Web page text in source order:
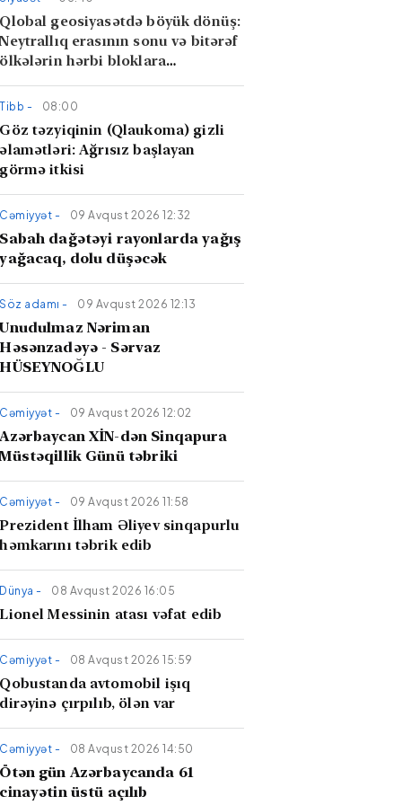
Qlobal geosiyasətdə böyük dönüş:
Neytrallıq erasının sonu və bitərəf
ölkələrin hərbi bloklara
Tibb - 08:00
Göz təzyiqinin (Qlaukoma) gizli
əlamətləri: Ağrısız başlayan
görmə itkisi
Cəmiyyət - 09 Avqust 2026 12:32
Sabah dağətəyi rayonlarda yağış
yağacaq, dolu düşəcək
Söz adamı - 09 Avqust 2026 12:13
Unudulmaz Nəriman
Həsənzadəyə - Sərvaz
HÜSEYNOĞLU
Cəmiyyət - 09 Avqust 2026 12:02
Azərbaycan XİN-dən Sinqapura
Müstəqillik Günü təbriki
Cəmiyyət - 09 Avqust 2026 11:58
Prezident İlham Əliyev sinqapurlu
həmkarını təbrik edib
Dünya - 08 Avqust 2026 16:05
Lionel Messinin atası vəfat edib
Cəmiyyət - 08 Avqust 2026 15:59
Qobustanda avtomobil işıq
dirəyinə çırpılıb, ölən var
Cəmiyyət - 08 Avqust 2026 14:50
Ötən gün Azərbaycanda 61
cinayətin üstü açılıb